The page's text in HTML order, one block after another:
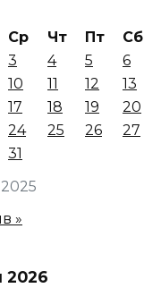
Ср Чт Пт Сб
3 4 5 6
10 11 12 13
17 18 19 20
24 25 26 27
31
»